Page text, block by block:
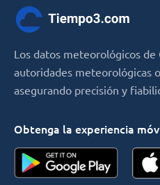
Los datos meteorológicos
autoridades meteorológicas
asegurando precisión y
Obtenga la experiencia